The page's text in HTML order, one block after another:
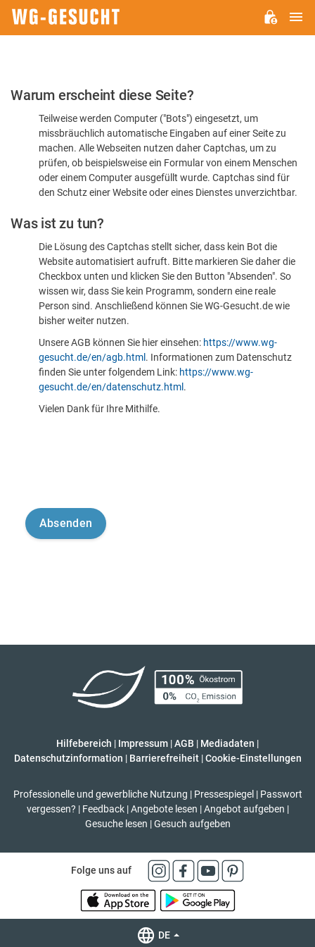
Bitte
dass
sind
Warum erscheint diese Seite?
Teilweise werden Computer ("Bots") eingesetzt, um
missbräuchlich automatische Eingaben auf einer Seite zu
machen. Alle Webseiten nutzen daher Captchas, um zu
prüfen, ob beispielsweise ein Formular von einem Menschen
oder einem Computer ausgefüllt wurde. Captchas sind für
den Schutz einer Website oder eines Dienstes unverzichtbar.
Was ist zu tun?
Die Lösung des Captchas stellt sicher, dass kein Bot die
Website automatisiert aufruft. Bitte markieren Sie daher die
Checkbox unten und klicken Sie den Button "Absenden". So
wissen wir, dass Sie kein Programm, sondern eine reale
Person sind. Anschließend können Sie WG-Gesucht.de wie
bisher weiter nutzen.
Unsere AGB können Sie hier einsehen: https://www.wg-
gesucht.de/en/agb.html . Informationen zum Datenschutz
finden Sie unter folgendem Link: https://www.wg-
gesucht.de/en/datenschutz.html .
Vielen Dank für Ihre Mithilfe.
Hilfebereich | Impressum |AGB | Mediadaten |
Datenschutzinformation | Barrierefreiheit | Cookie-Einstellungen
Professionelle und gewerbliche Nutzung | Pressespiegel | Passwort
vergessen? | Feedback | Angebote lesen | Angebot aufgeben |
Gesuche lesen | Gesuch aufgeben
Folge uns auf
DE